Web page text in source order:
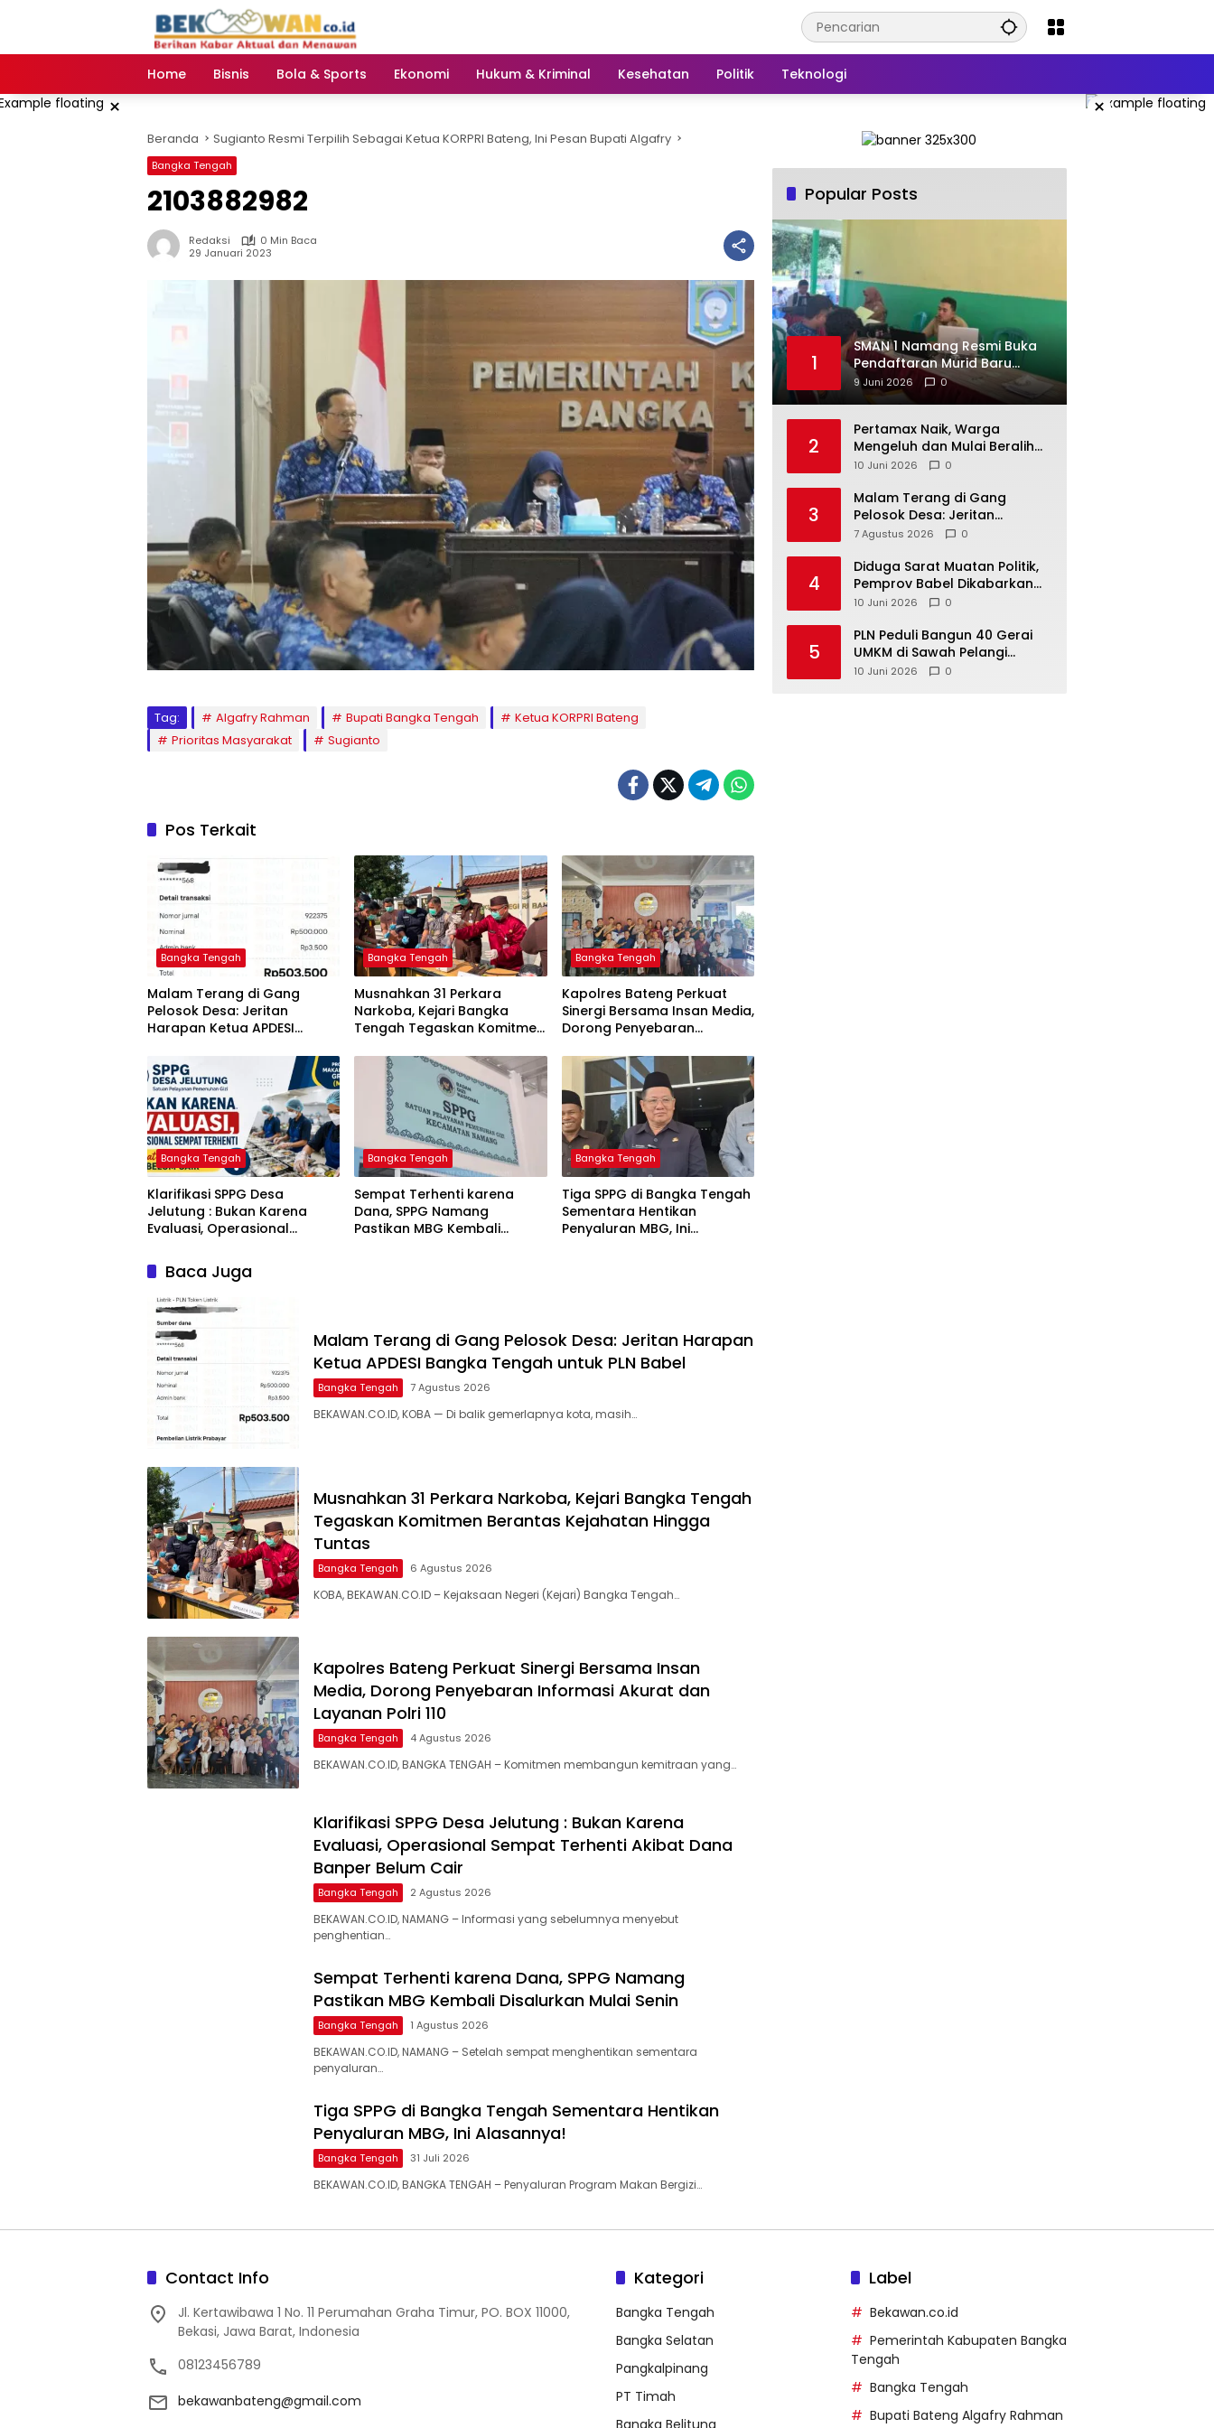
Home
Bisnis Bola & Sports Ekonomi Hukum & Kriminal Kesehatan Politik Teknologi
× ×
Beranda Sugianto Resmi Terpilih Sebagai Ketua KORPRI Bateng, Ini Pesan Bupati Algafry
Bangka Tengah
2103882982
Redaksi
0 Min Baca
29 Januari 2023
Tag: Algafry Rahman Bupati Bangka Tengah
Ketua KORPRI Bateng
Prioritas Masyarakat
Sugianto
Pos Terkait
Bangka Tengah
Malam Terang di Gang
Pelosok Desa: Jeritan
Harapan Ketua APDESI
Babel
Bangka Tengah
Musnahkan 31 Perkara
Narkoba, Kejari Bangka
Tengah Tegaskan Komitmen
Tuntas
Bangka Tengah
‎Kapolres Bateng Perkuat
Sinergi Bersama Insan Media,
Dorong Penyebaran
Layanan Polri 110
Bangka Tengah
‎Klarifikasi SPPG Desa
Jelutung : Bukan Karena
Evaluasi, Operasional
Dana Banper Belum Cair
Bangka Tengah
‎Sempat Terhenti karena
Dana, SPPG Namang
Pastikan MBG Kembali
Bangka Tengah
‎Tiga SPPG di Bangka Tengah
Sementara Hentikan
Penyaluran MBG, Ini
Baca Juga
Malam Terang di Gang Pelosok Desa: Jeritan Harapan
Ketua APDESI Bangka Tengah untuk PLN Babel
Bangka Tengah 7 Agustus 2026
BEKAWAN.CO.ID, KOBA — Di balik gemerlapnya kota, masih…
Musnahkan 31 Perkara Narkoba, Kejari Bangka Tengah
Tegaskan Komitmen Berantas Kejahatan Hingga
Tuntas
Bangka Tengah 6 Agustus 2026
KOBA, BEKAWAN.CO.ID – Kejaksaan Negeri (Kejari) Bangka Tengah…
‎Kapolres Bateng Perkuat Sinergi Bersama Insan
Media, Dorong Penyebaran Informasi Akurat dan
Layanan Polri 110
Bangka Tengah 4 Agustus 2026
BEKAWAN.CO.ID, BANGKA TENGAH – Komitmen membangun kemitraan yang…
‎Klarifikasi SPPG Desa Jelutung : Bukan Karena
Evaluasi, Operasional Sempat Terhenti Akibat Dana
Banper Belum Cair
Bangka Tengah 2 Agustus 2026
BEKAWAN.CO.ID, NAMANG – Informasi yang sebelumnya menyebut
penghentian…
‎Sempat Terhenti karena Dana, SPPG Namang
Pastikan MBG Kembali Disalurkan Mulai Senin
Bangka Tengah 1 Agustus 2026
BEKAWAN.CO.ID, NAMANG – Setelah sempat menghentikan sementara
penyaluran…
‎Tiga SPPG di Bangka Tengah Sementara Hentikan
Penyaluran MBG, Ini Alasannya! ‎
Bangka Tengah 31 Juli 2026
BEKAWAN.CO.ID, BANGKA TENGAH – Penyaluran Program Makan Bergizi…
Popular Posts
1
SMAN 1 Namang Resmi Buka
Pendaftaran Murid Baru
2026/2027
9 Juni 2026 0
2
‎Pertamax Naik, Warga
Mengeluh dan Mulai Beralih
ke Pertalite Meski Harus Antre
10 Juni 2026 0
3
Malam Terang di Gang
Pelosok Desa: Jeritan
Harapan Ketua APDESI
Babel
7 Agustus 2026 0
4
‎Diduga Sarat Muatan Politik,
Pemprov Babel Dikabarkan
Lakukan Rotasi Besar-
10 Juni 2026 0
5
‎PLN Peduli Bangun 40 Gerai
UMKM di Sawah Pelangi
Namang, Dorong
10 Juni 2026 0
Contact Info
Jl. Kertawibawa 1 No. 11 Perumahan Graha Timur, PO. BOX 11000,
Bekasi, Jawa Barat, Indonesia
08123456789
bekawanbateng@gmail.com
Kategori
Bangka Tengah
Bangka Selatan
Pangkalpinang
PT Timah
Label
Bekawan.co.id
Pemerintah Kabupaten Bangka
Tengah
Bangka Tengah
Bupati Bateng Algafry Rahman